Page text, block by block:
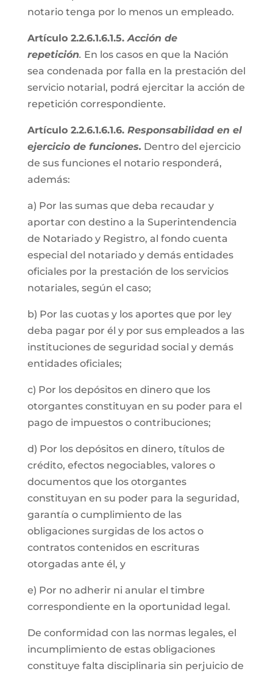
notario tenga por lo menos un empleado.
Artículo 2.2.6.1.6.1.5.Acción de
repetición. En los casos en que la Nación
sea condenada por falla en la prestación del
servicio notarial, podrá ejercitar la acción de
repetición correspondiente.
Artículo 2.2.6.1.6.1.6. Responsabilidad en el
ejercicio de funciones. Dentro del ejercicio
de sus funciones el notario responderá,
además:
a) Por las sumas que deba recaudar y
aportar con destino a la Superintendencia
de Notariado y Registro, al fondo cuenta
especial del notariado y demás entidades
oficiales por la prestación de los servicios
notariales, según el caso;
b) Por las cuotas y los aportes que por ley
deba pagar por él y por sus empleados a las
instituciones de seguridad social y demás
entidades oficiales;
c) Por los depósitos en dinero que los
otorgantes constituyan en su poder para el
pago de impuestos o contribuciones;
d) Por los depósitos en dinero, títulos de
crédito, efectos negociables, valores o
documentos que los otorgantes
constituyan en su poder para la seguridad,
garantía o cumplimiento de las
obligaciones surgidas de los actos o
contratos contenidos en escrituras
otorgadas ante él, y
e) Por no adherir ni anular el timbre
correspondiente en la oportunidad legal.
De conformidad con las normas legales, el
incumplimiento de estas obligaciones
constituye falta disciplinaria sin perjuicio de